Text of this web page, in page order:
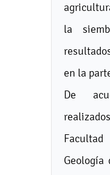
la
en la
De
Geología